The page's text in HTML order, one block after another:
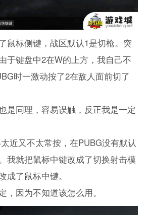
标侧键，战区默认1是切枪。突
于键盘中2在W的上方，我自己不
时一激动按了2在敌人面前切了
同理，容易误触，反正我是一定
又不太常按，在PUBG没有默认
我就把鼠标中键改成了切换射击模
成了鼠标中键。
因为不知道该怎么用。